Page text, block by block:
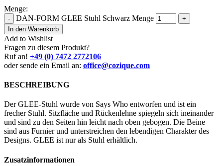
Menge:
- DAN-FORM GLEE Stuhl Schwarz Menge
+
In den Warenkorb
Add to Wishlist
Fragen zu diesem Produkt?
Ruf an! +49 (0) 7472 2772106
oder sende ein Email an: office@cozique.com
BESCHREIBUNG
Der GLEE-Stuhl wurde von Says Who entworfen und ist ein
frecher Stuhl. Sitzfläche und Rückenlehne spiegeln sich ineinander
und sind zu den Seiten hin leicht nach oben gebogen. Die Beine
sind aus Furnier und unterstreichen den lebendigen Charakter des
Designs. GLEE ist nur als Stuhl erhältlich.
Zusatzinformationen